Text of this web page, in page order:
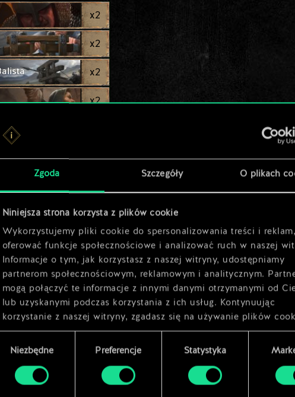
Zgoda Szczegóły O plikach
Niniejsza strona korzysta z plików cookie
Wykorzystujemy pliki cookie do spersonalizowania treści i
oferować funkcje społecznościowe i analizować ruch w naszej
Informacje o tym, jak korzystasz z naszej witryny, udostępniamy
partnerom społecznościowym, reklamowym i analitycznym.
mogą połączyć te informacje z innymi danymi otrzymanymi od
lub uzyskanymi podczas korzystania z ich usług. Kontynuując
korzystanie z naszej witryny, zgadasz się na używanie plików
Niezbędne Preferencje Statystyka
x2
x2
x2
x2
x2